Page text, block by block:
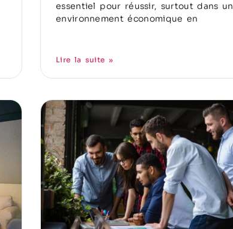
essentiel pour réussir, surtout dans un
environnement économique en
Lire la suite »